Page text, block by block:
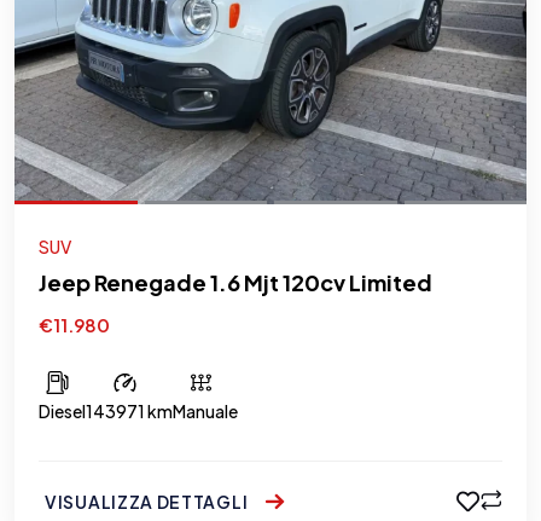
SUV
Jeep Renegade 1.6 Mjt 120cv Limited
€11.980
Diesel143971 kmManuale
VISUALIZZA DETTAGLI